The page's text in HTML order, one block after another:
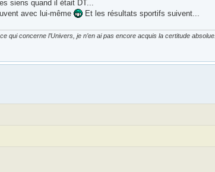
siens quand il était DT...
avec lui-même
Et les résultats sportifs suivent...
qui concerne l’Univers, je n’en ai pas encore acquis la certitude